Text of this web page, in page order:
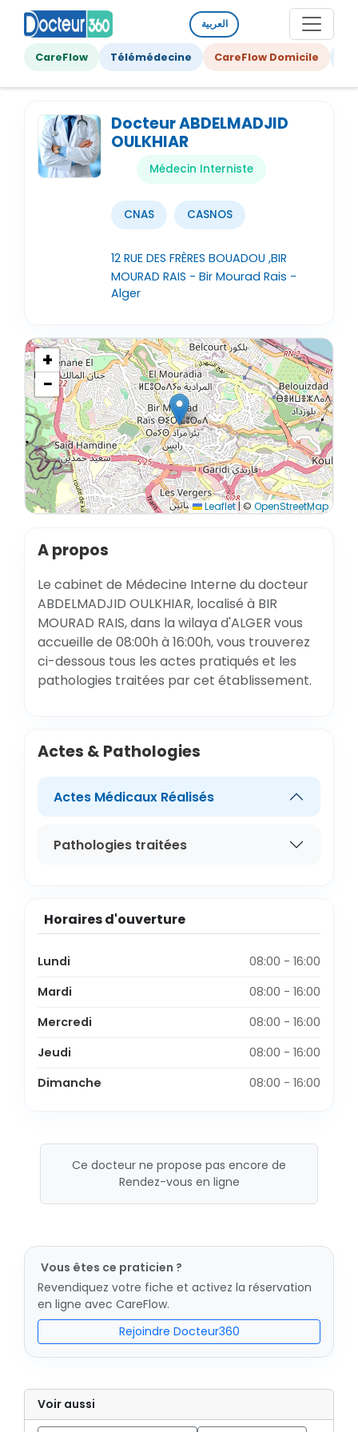
العربية
CareFlow Télémédecine CareFlow Domicile
Docteur ABDELMADJID
OULKHIAR
Médecin Interniste
CNAS CASNOS
12 RUE DES FRÈRES BOUADOU ,BIR
MOURAD RAIS - Bir Mourad Rais -
Alger
+
−
Leaflet|©OpenStreetMap
A propos
Le cabinet de Médecine Interne du docteur
ABDELMADJID OULKHIAR, localisé à BIR
MOURAD RAIS, dans la wilaya d'ALGER vous
accueille de 08:00h à 16:00h, vous trouverez
ci-dessous tous les actes pratiqués et les
pathologies traitées par cet établissement.
Actes & Pathologies
Actes Médicaux Réalisés
Pathologies traitées
Horaires d'ouverture
Lundi
08:00 - 16:00
Mardi
08:00 - 16:00
Mercredi
08:00 - 16:00
Jeudi
08:00 - 16:00
Dimanche
08:00 - 16:00
Ce docteur ne propose pas encore de
Rendez-vous en ligne
Vous êtes ce praticien ?
Revendiquez votre fiche et activez la réservation
en ligne avec CareFlow.
Rejoindre Docteur360
Voir aussi